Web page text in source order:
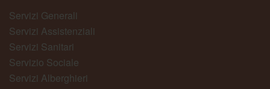
Servizi Generali
Servizi Assistenziali
Servizi Sanitari
Servizio Sociale
Servizi Alberghieri